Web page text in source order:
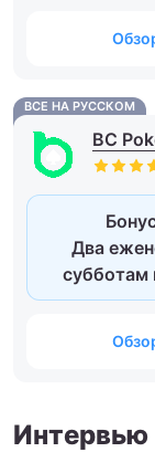
ВСЕ НА РУССКОМ
BC
Два
субботам
Интервью